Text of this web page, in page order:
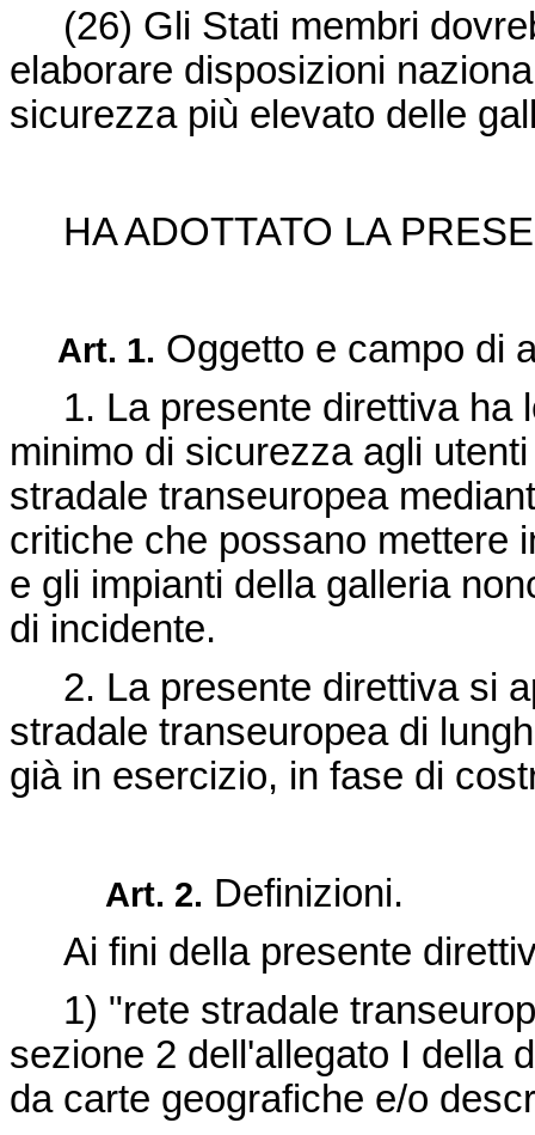
(26) Gli Stati membri
elaborare disposizioni
sicurezza più elevato delle
HA ADOTTATO LA
Art. 1. Oggetto e campo di
1. La presente direttiva ha
minimo di sicurezza agli
stradale transeuropea
critiche che possano mettere
e gli impianti della galleria
di incidente.
2. La presente direttiva si
stradale transeuropea di
già in esercizio, in fase di
Art. 2. Definizioni.
Ai fini della presente
1) "rete stradale
sezione 2 dell'allegato I della
da carte geografiche e/o